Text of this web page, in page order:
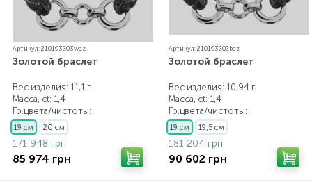
Артикул: 210193203wcz
Золотой браслет
Вес изделия: 11,1 г.
Масса, ct: 1,4
Гр.цвета/чистоты:
19 см 20 см
171 948 грн
85 974 грн
Артикул: 210193202bcz
Золотой браслет
Вес изделия: 10,94 г.
Масса, ct: 1,4
Гр.цвета/чистоты:
19 см 19,5 см
181 204 грн
90 602 грн